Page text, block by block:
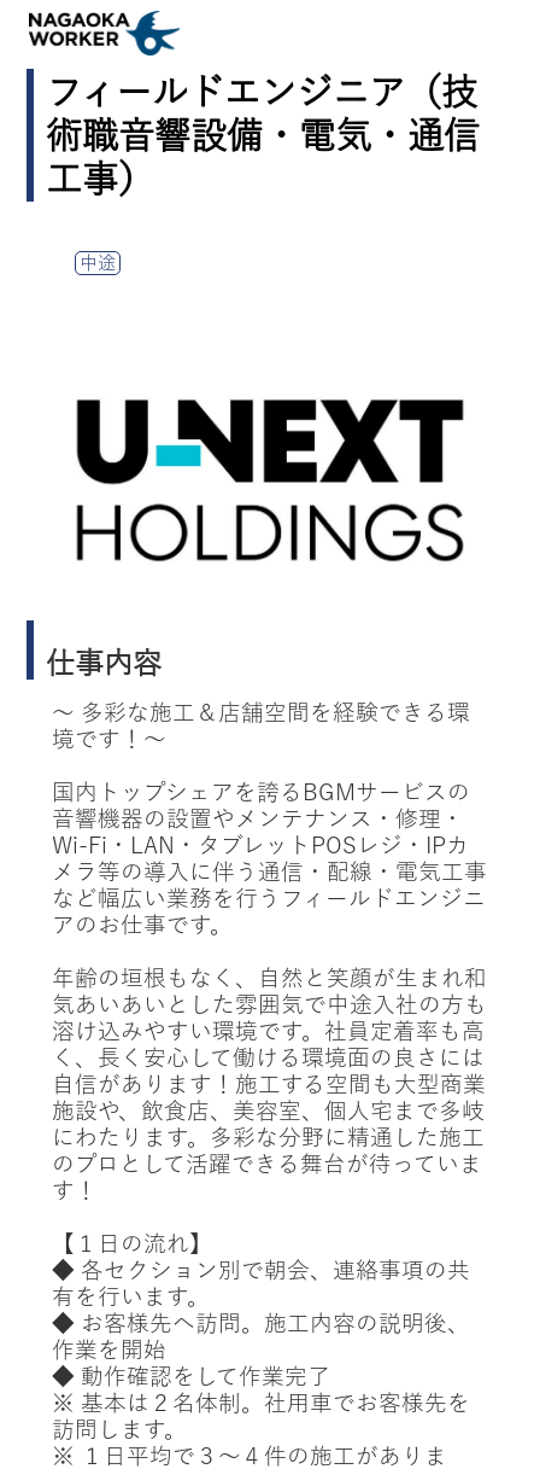
フィールドエンジニア（技
術職音響設備・電気・通信
工事）
中途
仕事内容
～ 多彩な施工＆店舗空間を経験できる環
境です！～
国内トップシェアを誇るBGMサービスの
音響機器の設置やメンテナンス・修理・
Wi-Fi・LAN・タブレットPOSレジ・IPカ
メラ等の導入に伴う通信・配線・電気工事
など幅広い業務を行うフィールドエンジニ
アのお仕事です。
年齢の垣根もなく、自然と笑顔が生まれ和
気あいあいとした雰囲気で中途入社の方も
溶け込みやすい環境です。社員定着率も高
く、長く安心して働ける環境面の良さには
自信があります！施工する空間も大型商業
施設や、飲食店、美容室、個人宅まで多岐
にわたります。多彩な分野に精通した施工
のプロとして活躍できる舞台が待っていま
す！
【１日の流れ】
◆ 各セクション別で朝会、連絡事項の共
有を行います。
◆ お客様先へ訪問。施工内容の説明後、
作業を開始
◆ 動作確認をして作業完了
※ 基本は２名体制。社用車でお客様先を
訪問します。
※ １日平均で３～４件の施工がありま